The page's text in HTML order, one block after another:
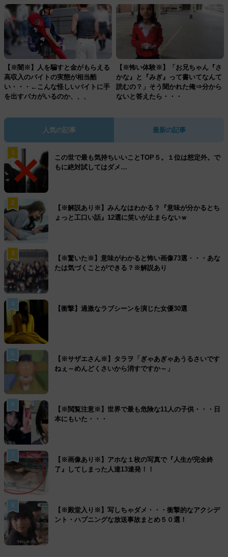
【※闇※】人を騙すと金がもらえる
高収入のバイトの実態が相当酷
い・・・←こんな怪しいバイトに手
を出すバカがいるのか、、、
【※怖い体験※】「お兄ちゃん『さ
かな』と『みぎ』って書いてなんて
読むの？」そう聞かれた俺⇒分から
ないと答えたら・・・
人気の記事 最新の記事
1
この世で最も気持ちいいことTOP５。１位は想定外。で
もに絶対試してはダメ…
2
【※解説あり※】みんなはわかる？『意味が分かるとち
ょっと工口い話』12選に笑いが止まらないｗ
3
【※驚いた※】意味がわかると怖い画像73選・・・あな
たは気づくことができる？※解説あり
4
【衝撃】過激なラブシーンを演じた女優30選
5
【※サザエさん※】タラヲ「ぎゃあぎゃあうるさいです
ねぇ～めんどくさいから消すですか～」
6
【※閲覧注意※】世界で最も危険な11人の子供・・・日
本にもいた・・・
7
【※画像あり※】アホな１枚の写真で『人生が完全終
了』してしまった人達13連発！！
8
【※殿堂入り※】写しちゃダメ・・・衝撃的なアクシデ
ント・ハプニングな放送事故まとめ５０選！